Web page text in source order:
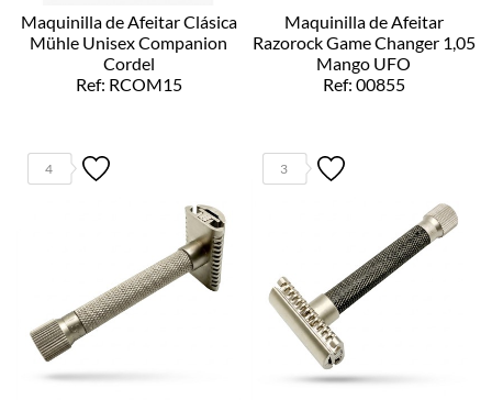
Maquinilla de Afeitar Clásica
Mühle Unisex Companion
Cordel
Ref: RCOM15
Maquinilla de Afeitar
Razorock Game Changer 1,05
Mango UFO
Ref: 00855
4 3